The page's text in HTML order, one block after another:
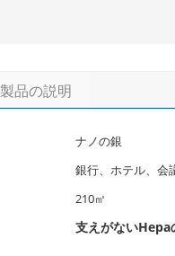
製品の説明
ナノの銀
銀行、ホテル、会
210㎡
支えがないHepa